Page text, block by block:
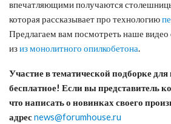
впечатляющими получаются
которая рассказывает про технологию
Предлагаем вам посмотреть наше
изиз монолитного опилкобетона.
Участие в тематической подборке
бесплатное! Если вы представитель
что написать о новинках своего
адресnews@forumhouse.ru